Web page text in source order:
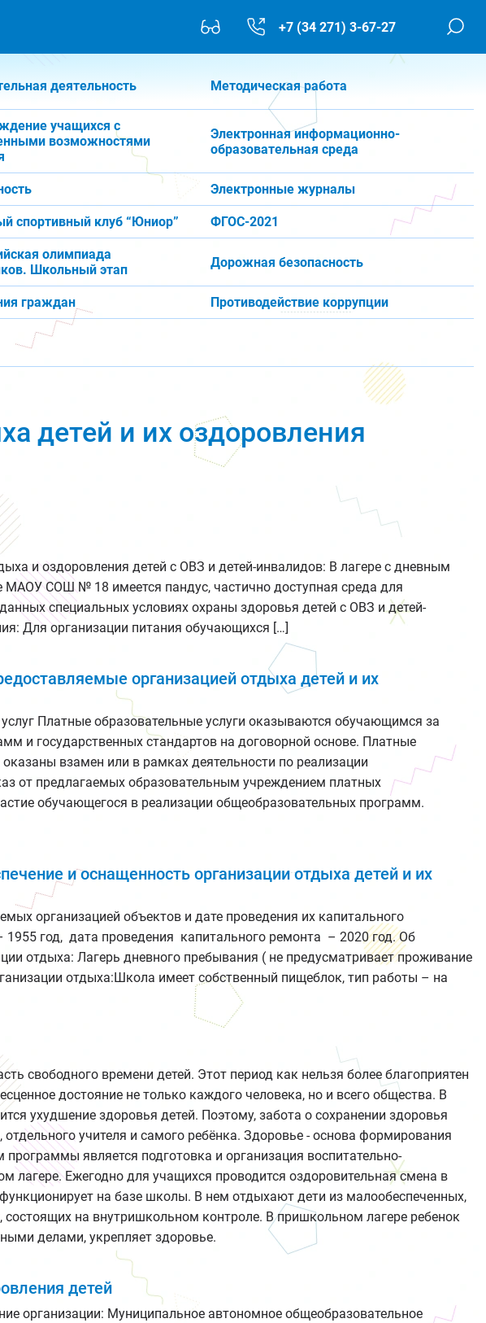
+7 (34 271) 3-67-27
деятельность Методическая работа
учащихся с
возможностями
Электронная информационно-
образовательная среда
Электронные журналы
спортивный клуб “Юниор” ФГОС-2021
олимпиада
Школьный этап
Дорожная безопасность
граждан Противодействие коррупции
детей и их оздоровления
и оздоровления детей с ОВЗ и детей-инвалидов: В лагере с дневным
МАОУ СОШ № 18 имеется пандус, частично доступная среда для
специальных условиях охраны здоровья детей с ОВЗ и детей-
Для организации питания обучающихся […]
организацией отдыха детей и их
Платные образовательные услуги оказываются обучающимся за
и государственных стандартов на договорной основе. Платные
взамен или в рамках деятельности по реализации
от предлагаемых образовательным учреждением платных
обучающегося в реализации общеобразовательных программ.
и оснащенность организации отдыха детей и их
организацией объектов и дате проведения их капитального
год, дата проведения капитального ремонта – 2020 год. Об
отдыха: Лагерь дневного пребывания ( не предусматривает проживание
отдыха:Школа имеет собственный пищеблок, тип работы – на
свободного времени детей. Этот период как нельзя более благоприятен
достояние не только каждого человека, но и всего общества. В
ухудшение здоровья детей. Поэтому, забота о сохранении здоровья
учителя и самого ребёнка. Здоровье - основа формирования
является подготовка и организация воспитательно-
лагере. Ежегодно для учащихся проводится оздоровительная смена в
на базе школы. В нем отдыхают дети из малообеспеченных,
состоящих на внутришкольном контроле. В пришкольном лагере ребенок
делами, укрепляет здоровье.
детей
организации: Муниципальное автономное общеобразовательное